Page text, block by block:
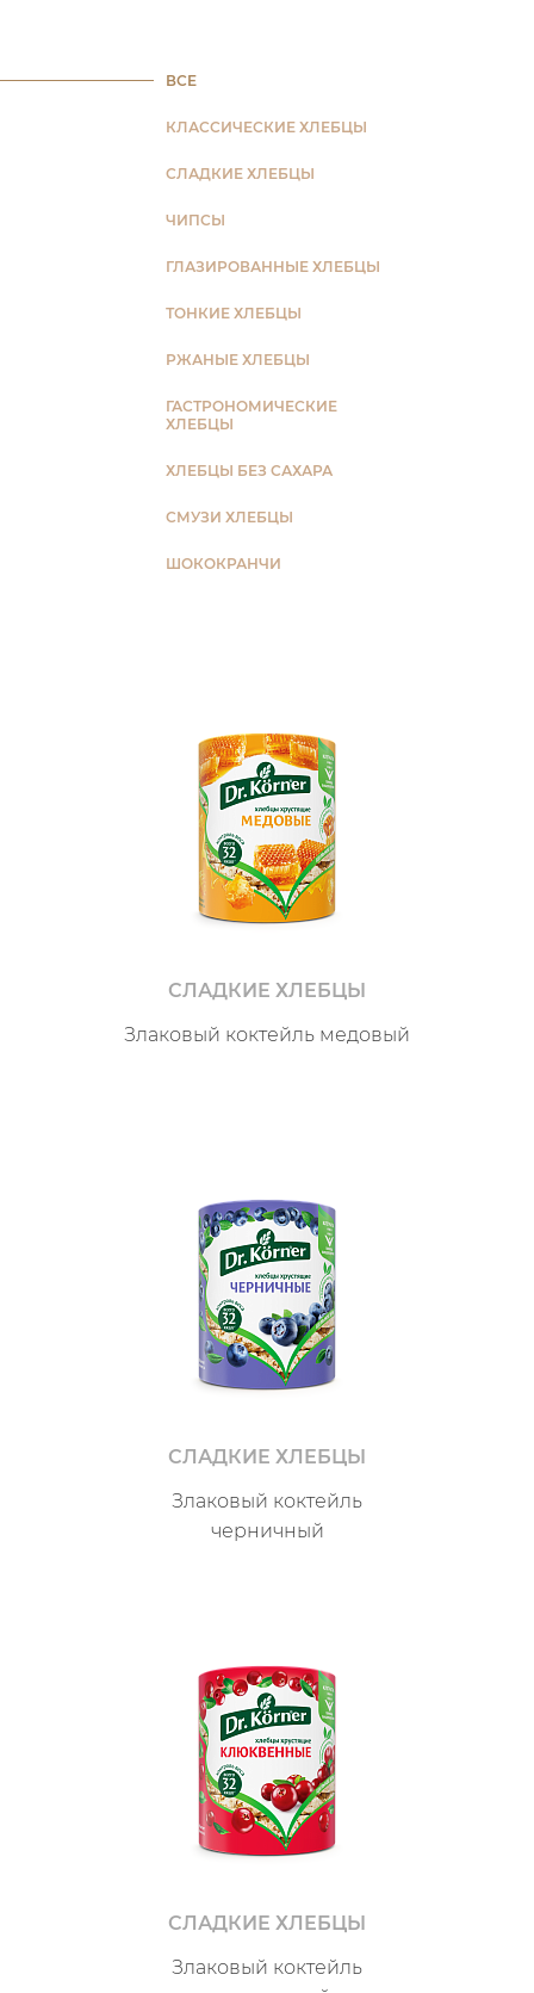
ВСЕ
КЛАССИЧЕСКИЕ ХЛЕБЦЫ
СЛАДКИЕ ХЛЕБЦЫ
ЧИПСЫ
ГЛАЗИРОВАННЫЕ ХЛЕБЦЫ
ТОНКИЕ ХЛЕБЦЫ
РЖАНЫЕ ХЛЕБЦЫ
ГАСТРОНОМИЧЕСКИЕ
ХЛЕБЦЫ
ХЛЕБЦЫ БЕЗ САХАРА
СМУЗИ ХЛЕБЦЫ
ШОКОКРАНЧИ
СЛАДКИЕ ХЛЕБЦЫ
Злаковый коктейль медовый
СЛАДКИЕ ХЛЕБЦЫ
Злаковый коктейль
черничный
СЛАДКИЕ ХЛЕБЦЫ
Злаковый коктейль